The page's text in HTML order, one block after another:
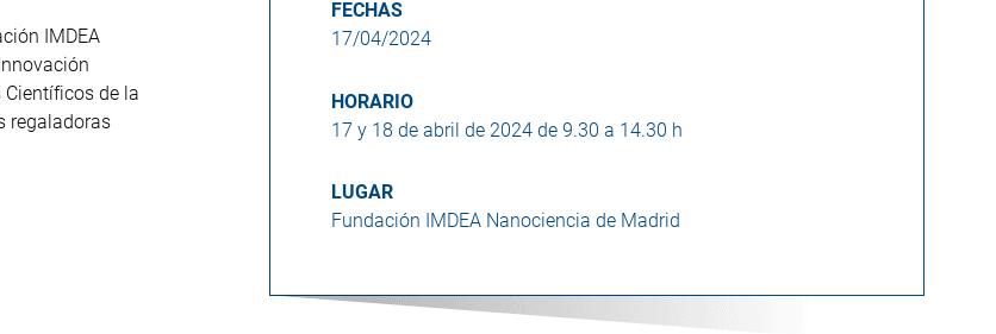
IMDEA
de la
regaladoras
FECHAS
17/04/2024
HORARIO
17 y 18 de abril de 2024 de 9.30 a 14.30 h
LUGAR
Fundación IMDEA Nanociencia de Madrid